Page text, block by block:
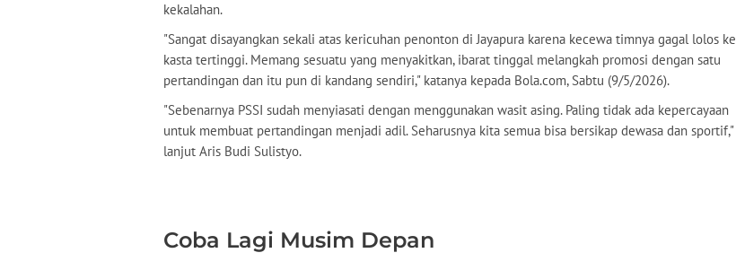
kekalahan.
"Sangat disayangkan sekali atas kericuhan penonton di Jayapura karena kecewa timnya gagal lolos ke
kasta tertinggi. Memang sesuatu yang menyakitkan, ibarat tinggal melangkah promosi dengan satu
pertandingan dan itu pun di kandang sendiri," katanya kepada Bola.com, Sabtu (9/5/2026).
"Sebenarnya PSSI sudah menyiasati dengan menggunakan wasit asing. Paling tidak ada kepercayaan
untuk membuat pertandingan menjadi adil. Seharusnya kita semua bisa bersikap dewasa dan sportif,"
lanjut Aris Budi Sulistyo.
Coba Lagi Musim Depan